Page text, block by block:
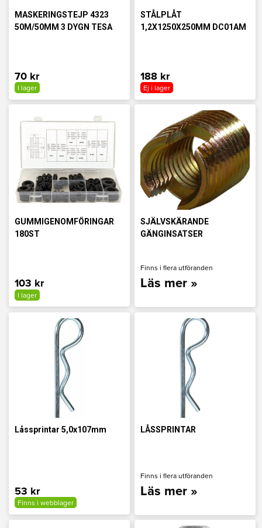
MASKERINGSTEJP 4323
50M/50MM 3 DYGN TESA
70 kr
I lager
STÅLPLÅT
1,2X1250X250MM DC01AM
188 kr
Ej i lager
GUMMIGENOMFÖRINGAR
180ST
103 kr
I lager
SJÄLVSKÄRANDE
GÄNGINSATSER
Finns i flera utföranden
Läs mer »
Låssprintar 5,0x107mm
53 kr
Finns i webblager
LÅSSPRINTAR
Finns i flera utföranden
Läs mer »